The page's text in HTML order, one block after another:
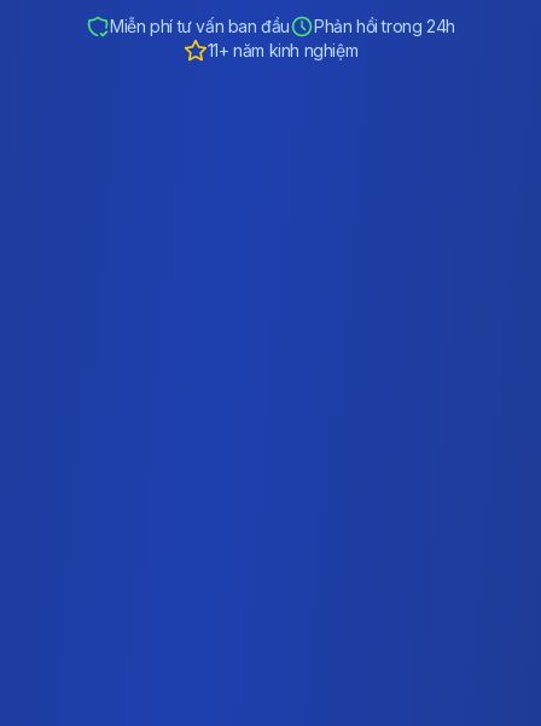
Miễn phí tư vấn ban đầu
Phản hồi trong 24h
11+ năm kinh nghiệm